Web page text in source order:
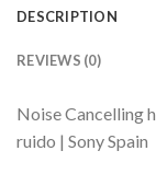
DESCRIPTION
REVIEWS (0)
Noise Cancelling
ruido | Sony Spain